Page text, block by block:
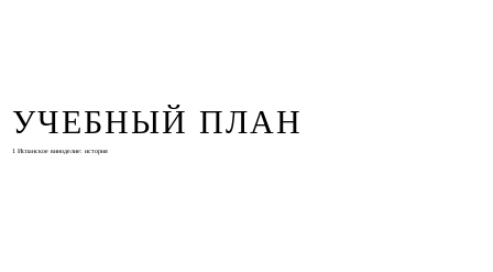
УЧЕБНЫЙ ПЛАН
1 Испанское виноделие: история